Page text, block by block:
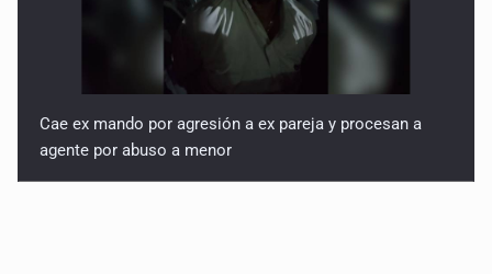
Cae ex mando por agresión a ex pareja y procesan a
agente por abuso a menor